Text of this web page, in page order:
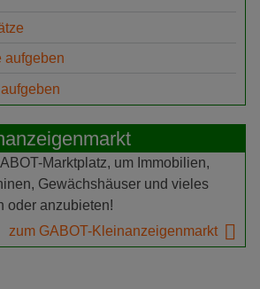
aufgeben
Marktplatz, um Immobilien,
Gewächshäuser und vieles
oder anzubieten!
zum GABOT-Kleinanzeigenmarkt